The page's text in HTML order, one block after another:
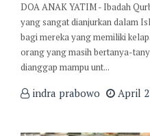
DOA ANAK YATIM - Ibadah
yang sangat dianjurkan dalam
bagi mereka yang memiliki
orang yang masih bertanya-
dianggap mampu unt...
indra prabowo April